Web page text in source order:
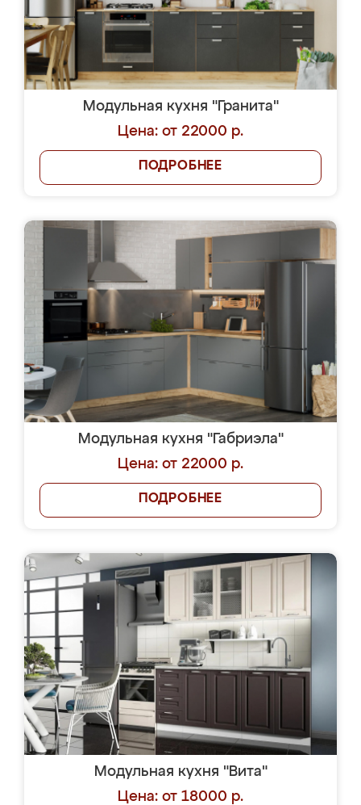
Модульная кухня "Гранита"
Цена: от 22000 р.
ПОДРОБНЕЕ
Модульная кухня "Габриэла"
Цена: от 22000 р.
ПОДРОБНЕЕ
Модульная кухня "Вита"
Цена: от 18000 р.